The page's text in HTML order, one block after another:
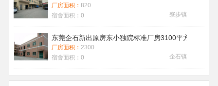
厂房面积： 820
宿舍面积： 0 寮步镇
东莞企石新出原房东小独院标准厂房3100平方厂房出租
厂房面积： 2300
宿舍面积： 0 企石镇